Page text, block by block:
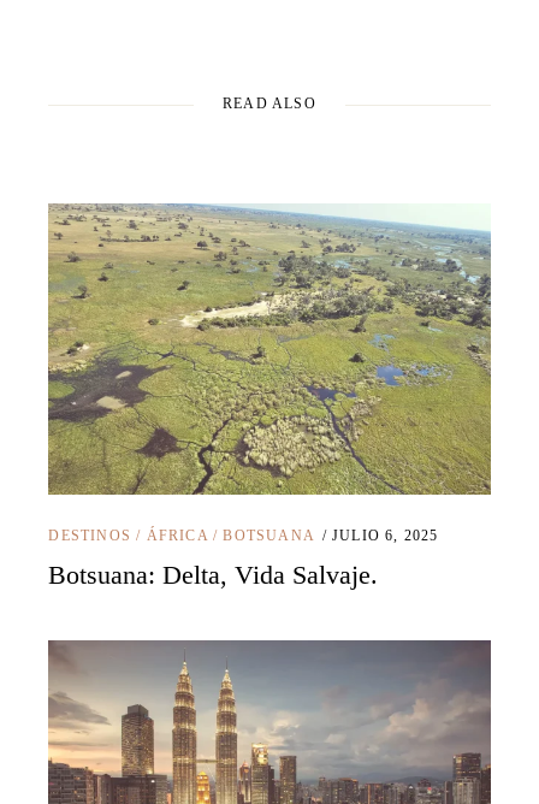
READ ALSO
DESTINOS / ÁFRICA/BOTSUANA JULIO 6, 2025
Botsuana: Delta, Vida Salvaje.